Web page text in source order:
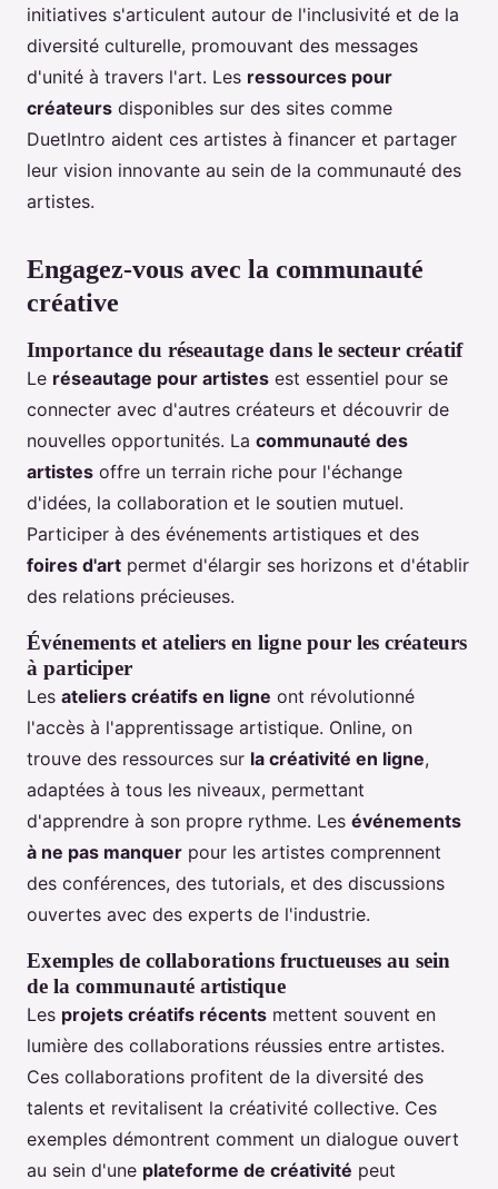
initiatives s'articulent autour de l'inclusivité et de la
diversité culturelle, promouvant des messages
d'unité à travers l'art. Les ressources pour
créateurs disponibles sur des sites comme
DuetIntro aident ces artistes à financer et partager
leur vision innovante au sein de la communauté des
artistes.
Engagez-vous avec la communauté
créative
Importance du réseautage dans le secteur créatif
Le réseautage pour artistes est essentiel pour se
connecter avec d'autres créateurs et découvrir de
nouvelles opportunités. La communauté des
artistes offre un terrain riche pour l'échange
d'idées, la collaboration et le soutien mutuel.
Participer à des événements artistiques et des
foires d'art permet d'élargir ses horizons et d'établir
des relations précieuses.
Événements et ateliers en ligne pour les créateurs
à participer
Les ateliers créatifs en ligne ont révolutionné
l'accès à l'apprentissage artistique. Online, on
trouve des ressources sur la créativité en ligne,
adaptées à tous les niveaux, permettant
d'apprendre à son propre rythme. Les événements
à ne pas manquer pour les artistes comprennent
des conférences, des tutorials, et des discussions
ouvertes avec des experts de l'industrie.
Exemples de collaborations fructueuses au sein
de la communauté artistique
Les projets créatifs récents mettent souvent en
lumière des collaborations réussies entre artistes.
Ces collaborations profitent de la diversité des
talents et revitalisent la créativité collective. Ces
exemples démontrent comment un dialogue ouvert
au sein d'une plateforme de créativité peut